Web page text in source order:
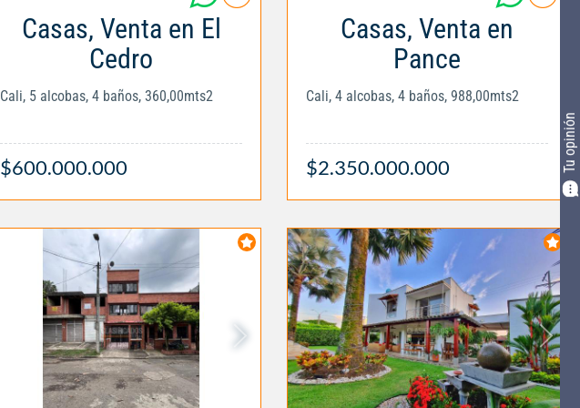
Tu opinión
Casas, Venta en El
Cedro
Cali, 5 alcobas, 4 baños, 360,00mts2
$600.000.000
Casas, Venta en
Pance
Cali, 4 alcobas, 4 baños, 988,00mts2
$2.350.000.000